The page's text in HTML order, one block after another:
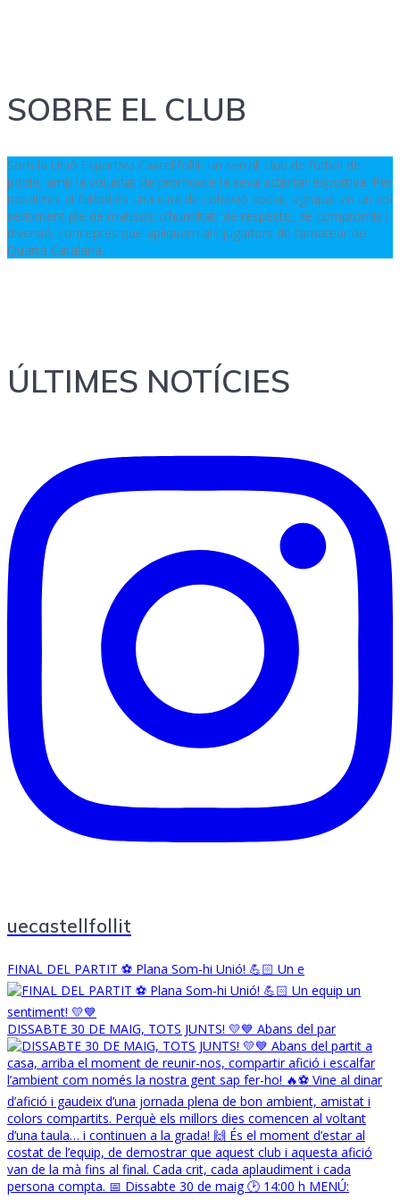
SOBRE EL CLUB
Som la Unió Esportiva Castellfollit; un senzill club de futbol de
poble, amb la voluntat de promoure la seva activitat esportiva. Per
nosaltres el futbol és una eina de cohesió social, agrupat en un sol
sentiment ple de matisos: d’humiltat, de respecte, de compromís i
diversió; conceptes que apliquem als jugadors de l’amateur de
Quarta Catalana .
ÚLTIMES NOTÍCIES
uecastellfollit
FINAL DEL PARTIT ⚽️ Plana Som-hi Unió! 💪🏻 Un e
DISSABTE 30 DE MAIG, TOTS JUNTS! 💛💙 Abans del par